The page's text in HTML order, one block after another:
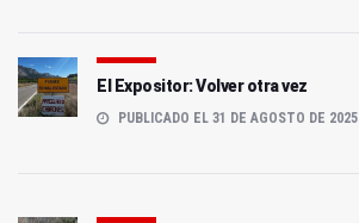
El Expositor: Volver otra vez
PUBLICADO EL 31 DE AGOSTO DE 2025